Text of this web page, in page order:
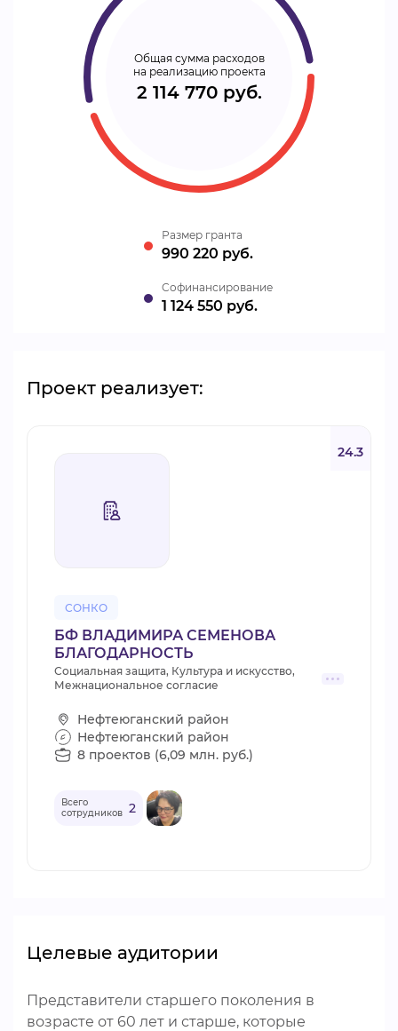
Общая сумма расходов
на реализацию проекта
2 114 770 руб.
Размер гранта
990 220 руб.
Cофинансирование
1 124 550 руб.
Проект реализует:
СОНКО
24.3
БФ ВЛАДИМИРА СЕМЕНОВА
БЛАГОДАРНОСТЬ
Социальная защита, Культура и искусство,
Межнациональное согласие
Нефтеюганский район
Нефтеюганский район
8 проектов (6,09 млн. руб.)
Всего
сотрудников 2
Целевые аудитории
Представители старшего поколения в
возрасте от 60 лет и старше, которые